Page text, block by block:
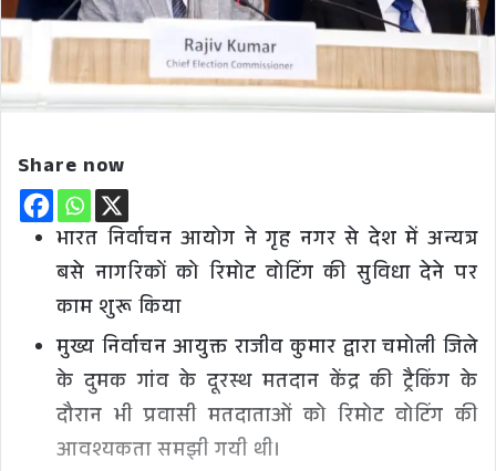
Share now
भारत निर्वाचन आयोग ने गृह नगर से देश में अन्यत्र
बसे नागरिकों को रिमोट वोटिंग की सुविधा देने पर
काम शुरू किया
मुख्य निर्वाचन आयुक्त राजीव कुमार द्वारा चमोली जिले
के दुमक गांव के दूरस्थ मतदान केंद्र की ट्रैकिंग के
दौरान भी प्रवासी मतदाताओं को रिमोट वोटिंग की
आवश्यकता समझी गयी थी।